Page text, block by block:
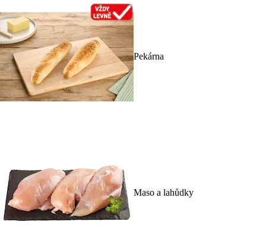
Pekárna
Maso a lahůdky